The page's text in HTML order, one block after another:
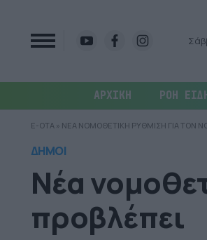
ΑΡΧΙΚΗ ΡΟΗ
E-OTA » ΝΕΑ ΝΟΜΟΘΕΤΙΚΗ ΡΥΘΜΙΣΗ ΓΙΑ ΤΟΝ
ΔΗΜΟΙ
Νέα
προβλέπει